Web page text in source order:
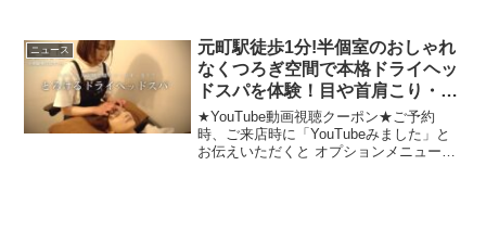
し縄文時代は、日本の歴史の中で約1万年
以上にわたっ...
ニュース
元町駅徒歩1分!半個室のおしゃれ
なくつろぎ空間で本格ドライヘッ
ドスパを体験！目や首肩こり・脳
疲労の緩和に◎｜ドライヘッドス
パ専門店Lem【神戸市中央区元町
通】
★YouTube動画視聴クーポン★ご予約
時、ご来店時に「YouTubeみました」と
お伝えいただくと オプションメニューの